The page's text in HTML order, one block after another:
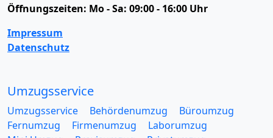
Öffnungszeiten: Mo - Sa: 09:00 - 16:00 Uhr
Impressum
Datenschutz
Umzugsservice
Umzugsservice Behördenumzug
Büroumzug
Fernumzug
Firmenumzug
Laborumzug